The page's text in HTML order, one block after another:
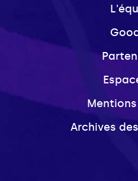
Archives